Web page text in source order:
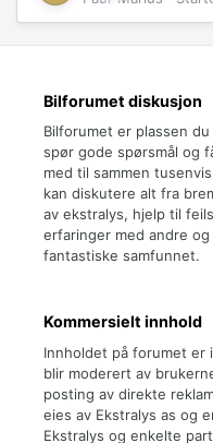
Bilforumet diskusjon
Bilforumet er plassen
spør gode spørsmål og
med til sammen
kan diskutere alt fra
av ekstralys, hjelp til
erfaringer med andre
fantastiske samfunnet.
Kommersielt innhold
Innholdet på forumet er
blir moderert av
posting av direkte
eies av Ekstralys as og
Ekstralys og enkelte